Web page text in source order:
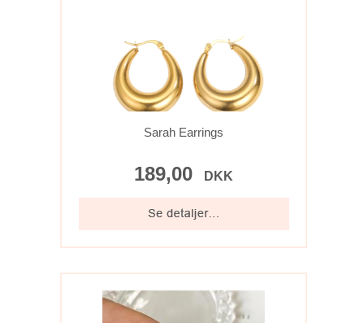
Sarah Earrings
189,00 DKK